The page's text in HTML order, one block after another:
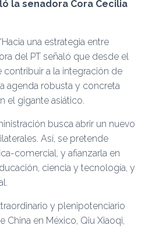
la senadora Cora Cecilia
una estrategia entre
del PT señaló que desde el
a la integración de
agenda robusta y concreta
el gigante asiático.
busca abrir un nuevo
Así, se pretende
comercial, y afianzarla en
ciencia y tecnología, y
y plenipotenciario
China en México, Qiu Xiaoqi,